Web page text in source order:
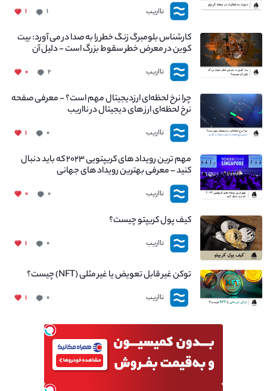
نااریب ۱ ۱
کارشناس بلومبرگ زنگ خطر را به صدا در می آورد: بیت
کوین در معرض خطر سقوط بزرگ است - دلیل آن
چیست؟
نااریب ۲ ۰
چرا نرخ لحظه‌ای ارزدیجیتال مهم است؟ - معرفی صفحه
نرخ لحظه‌ای ارز های دیجیتال در نااریب
نااریب ۰ ۱
مهم ترین رویداد های کریپتویی ۲۰۲۳ که باید دنبال
کنید – معرفی بهترین رویداد های جهانی
نااریب ۰ ۰
کیف پول کریپتو چیست؟
نااریب ۰ ۱
توکن غیر قابل تعویض یا غیر مثلی (NFT) چیست؟
نااریب ۰ ۱